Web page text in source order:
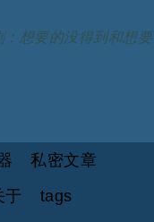
想要的没得到和想要
私密文章
于
tags